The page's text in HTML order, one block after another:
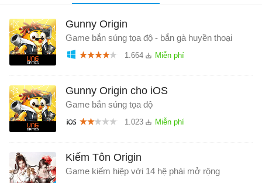
Gunny Origin
Game bắn súng tọa độ - bắn gà huyền thoại
1.664
Gunny Origin cho iOS
Game bắn súng tọa độ
1.023
Kiếm Tôn Origin
Game kiếm hiệp với 14 hệ phái mở rộng